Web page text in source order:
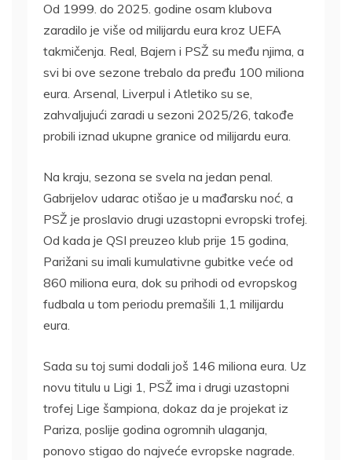
Od 1999. do 2025. godine osam klubova
zaradilo je više od milijardu eura kroz UEFA
takmičenja. Real, Bajern i PSŽ su među njima, a
svi bi ove sezone trebalo da pređu 100 miliona
eura. Arsenal, Liverpul i Atletiko su se,
zahvaljujući zaradi u sezoni 2025/26, takođe
probili iznad ukupne granice od milijardu eura.
Na kraju, sezona se svela na jedan penal.
Gabrijelov udarac otišao je u mađarsku noć, a
PSŽ je proslavio drugi uzastopni evropski trofej.
Od kada je QSI preuzeo klub prije 15 godina,
Parižani su imali kumulativne gubitke veće od
860 miliona eura, dok su prihodi od evropskog
fudbala u tom periodu premašili 1,1 milijardu
eura.
Sada su toj sumi dodali još 146 miliona eura. Uz
novu titulu u Ligi 1, PSŽ ima i drugi uzastopni
trofej Lige šampiona, dokaz da je projekat iz
Pariza, poslije godina ogromnih ulaganja,
ponovo stigao do najveće evropske nagrade.